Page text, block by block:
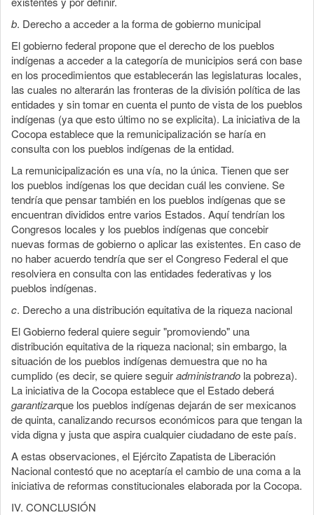
b. Derecho a acceder a la forma de gobierno municipal
El gobierno federal propone que el derecho de los pueblos
indígenas a acceder a la categoría de municipios será con base
en los procedimientos que establecerán las legislaturas locales,
las cuales no alterarán las fronteras de la división política de las
entidades y sin tomar en cuenta el punto de vista de los pueblos
indígenas (ya que esto último no se explicita). La iniciativa de la
Cocopa establece que la remunicipalización se haría en
consulta con los pueblos indígenas de la entidad.
La remunicipalización es una vía, no la única. Tienen que ser
los pueblos indígenas los que decidan cuál les conviene. Se
tendría que pensar también en los pueblos indígenas que se
encuentran divididos entre varios Estados. Aquí tendrían los
Congresos locales y los pueblos indígenas que concebir
nuevas formas de gobierno o aplicar las existentes. En caso de
no haber acuerdo tendría que ser el Congreso Federal el que
resolviera en consulta con las entidades federativas y los
pueblos indígenas.
c. Derecho a una distribución equitativa de la riqueza nacional
El Gobierno federal quiere seguir "promoviendo" una
distribución equitativa de la riqueza nacional; sin embargo, la
situación de los pueblos indígenas demuestra que no ha
cumplido (es decir, se quiere seguiradministrando la pobreza).
La iniciativa de la Cocopa establece que el Estado deberá
garantizarque los pueblos indígenas dejarán de ser mexicanos
de quinta, canalizando recursos económicos para que tengan la
vida digna y justa que aspira cualquier ciudadano de este país.
A estas observaciones, el Ejército Zapatista de Liberación
Nacional contestó que no aceptaría el cambio de una coma a la
iniciativa de reformas constitucionales elaborada por la Cocopa.
IV. CONCLUSIÓN